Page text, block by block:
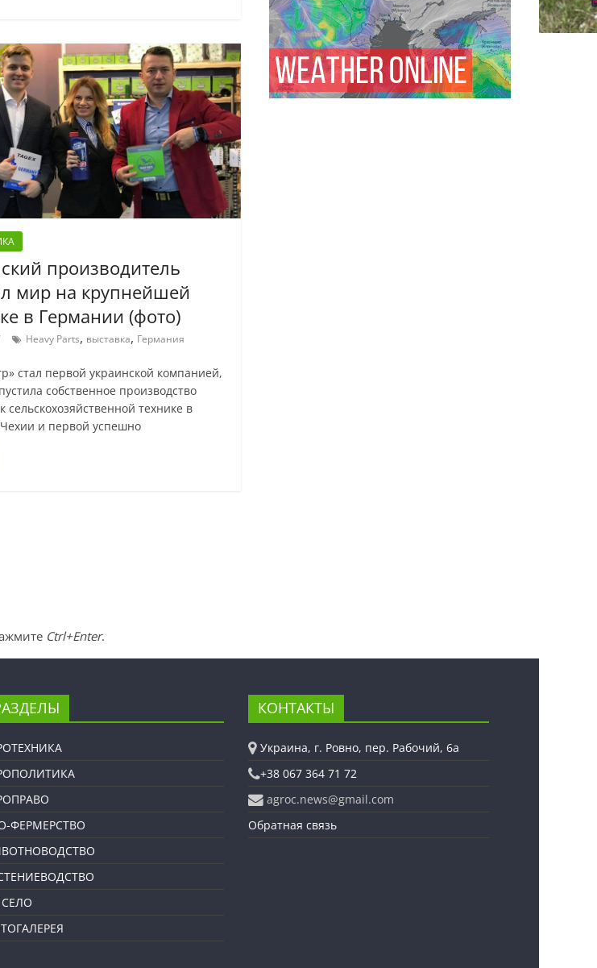
производитель
мир на крупнейшей
в Германии (фото)
Heavy Parts, выставка, Германия
стал первой украинской компанией,
собственное производство
сельскохозяйственной технике в
и первой успешно
Ctrl+Enter.
ФЕРМЕРСТВО
КОНТАКТЫ
Украина, г. Ровно, пер. Рабочий, 6а
+38 067 364 71 72
agroc.news@gmail.com
Обратная связь